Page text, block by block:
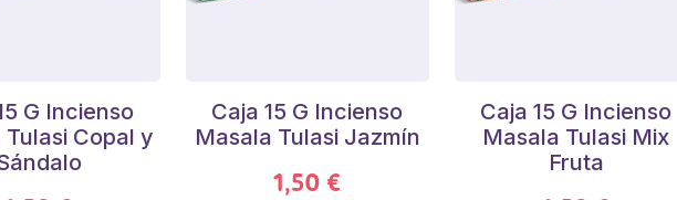
G Incienso
Tulasi Copal y
Caja 15 G Incienso
Masala Tulasi Jazmín
1,50 €
Caja 15 G Incienso
Masala Tulasi Mix
Fruta